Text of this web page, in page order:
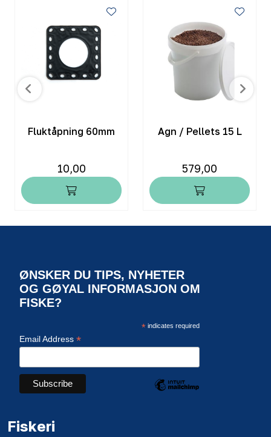
Fluktåpning 60mm
10,00
Agn / Pellets 15 L
579,00
ØNSKER DU TIPS, NYHETER
OG GØYAL INFORMASJON OM
FISKE?
*indicates required
Email Address *
Fiskeri